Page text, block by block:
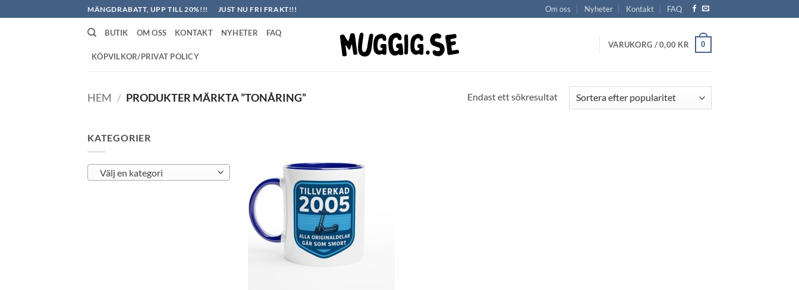
to
MÄNGDRABATT, UPP TILL 20%!!! JUST NU FRI FRAKT!!! Om oss Nyheter Kontakt FAQ
BUTIK OM OSS KONTAKT NYHETER FAQ
KÖPVILKOR/PRIVAT POLICY
VARUKORG /0,00 KR 0
HEM / PRODUKTER MÄRKTA ”TONÅRING” Endast ett sökresultat
KATEGORIER
Välj en kategori